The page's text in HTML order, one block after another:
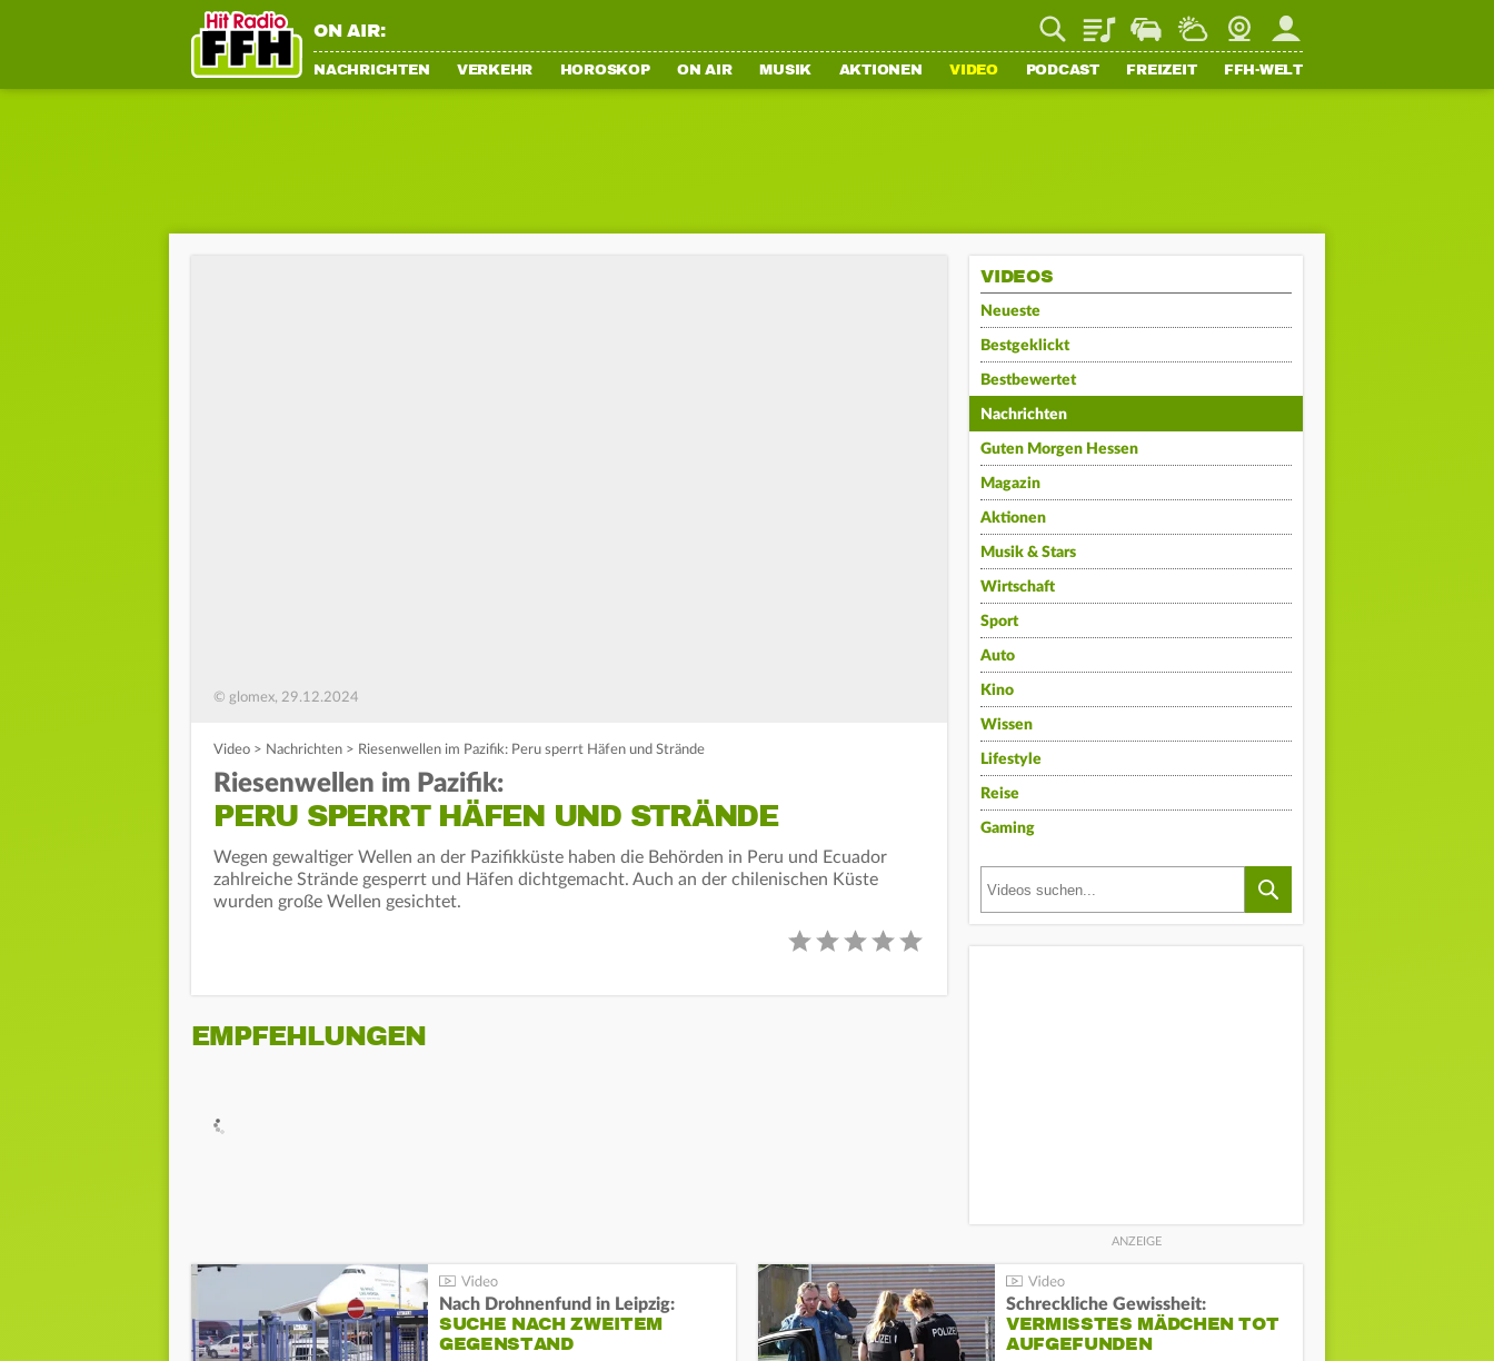
ON AIR: PlaylistStaupilotWetterWebcamMein FFH
NACHRICHTEN VERKEHR HOROSKOP ON AIR MUSIK AKTIONEN VIDEO PODCAST FREIZEIT FFH-WELT
© glomex, 29.12.2024
Video > Nachrichten > Riesenwellen im Pazifik: Peru sperrt Häfen und Strände
Riesenwellen im Pazifik:
PERU SPERRT HÄFEN UND STRÄNDE
Wegen gewaltiger Wellen an der Pazifikküste haben die Behörden in Peru und Ecuador
zahlreiche Strände gesperrt und Häfen dichtgemacht. Auch an der chilenischen Küste
wurden große Wellen gesichtet.
EMPFEHLUNGEN
VIDEOS
Neueste
Bestgeklickt
Bestbewertet
Nachrichten
Guten Morgen Hessen
Magazin
Aktionen
Musik & Stars
Wirtschaft
Sport
Auto
Kino
Wissen
Lifestyle
Reise
Gaming
Nach Drohnenfund in Leipzig:
SUCHE NACH ZWEITEM
GEGENSTAND
Schreckliche Gewissheit:
VERMISSTES MÄDCHEN TOT
AUFGEFUNDEN